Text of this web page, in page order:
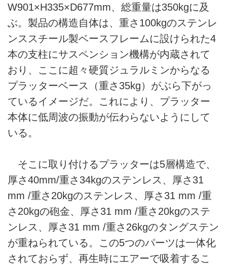
W901×H335×D677mm、総重量は350kgに及
ぶ。製品の構造自体は、重さ100kgのステンレ
ンススチール製ベースフレームに設けられた4
本の支柱にサスペンション機構が内蔵されて
おり、ここに超々硬質ジュラルミンからなる
プラッターベース（重さ35kg）がぶら下がっ
ているイメージだ。これにより、プラッター
本体に低周波の振動が伝わらないようにして
いる。
そこに取り付けるプラッターは5層構造で、
厚さ40mm/重さ34kgのステンレス、厚さ31
mm /重さ20kgのステンレス、厚さ31 mm /重
さ20kgの砲金、厚さ31 mm /重さ20kgのステ
ンレス、厚さ31 mm /重さ26kgのタングステン
が重ねられている。この5つのパーツは一体化
されておらず、再生時にエアーで吸着するこ